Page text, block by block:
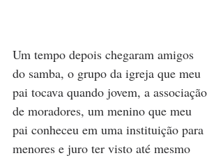
Um tempo depois chegaram amigos
do samba, o grupo da igreja que meu
pai tocava quando jovem, a associação
de moradores, um menino que meu
pai conheceu em uma instituição para
menores e juro ter visto até mesmo